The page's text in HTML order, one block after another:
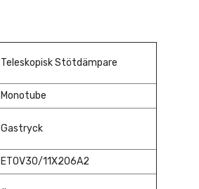
Teleskopisk Stötdämpare
Monotube
Gastryck
ETOV30/11X206A2